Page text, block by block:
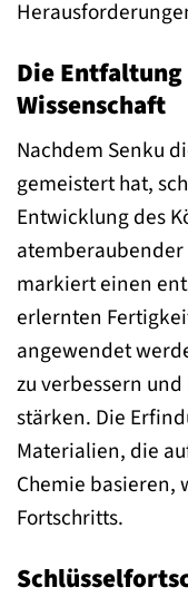
Die
Wissenschaft
Nachdem Senku
gemeistert hat,
Entwicklung des
markiert einen
erlernten
angewendet
zu verbessern
stärken. Die
Materialien, die
Chemie basieren,
Fortschritts.